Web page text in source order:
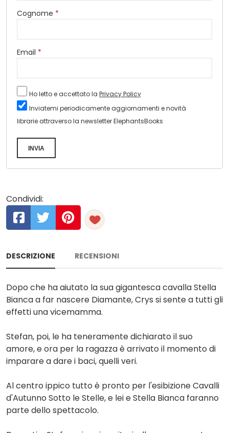
Cognome *
Email *
Ho letto e accettato la Privacy Policy
Inviatemi periodicamente aggiornamenti e novità
librarie attraverso la newsletter ElephantsBooks
INVIA
Condividi:
DESCRIZIONE RECENSIONI
Dopo che ha aiutato la sua gigantesca cavalla Stella
Bianca a far nascere Diamante, Crys si sente a tutti gli
effetti una vicemamma.
Stefan, poi, le ha teneramente dichiarato il suo
amore, e ora per la ragazza è arrivato il momento di
imparare a dare i baci, quelli veri.
Al centro ippico tutto è pronto per l'esibizione Cavalli
d'Autunno Sotto le Stelle, e lei e Stella Bianca faranno
parte dello spettacolo.